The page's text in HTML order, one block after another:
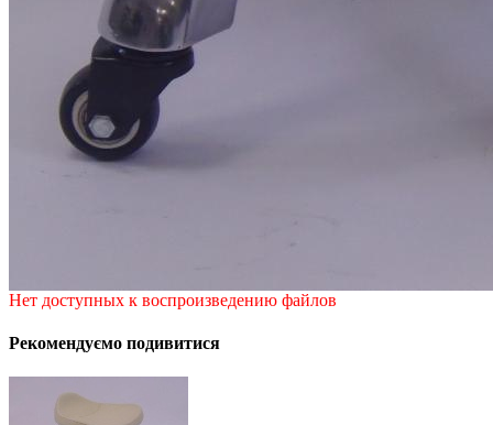
Нет доступных к воспроизведению файлов
Рекомендуємо подивитися